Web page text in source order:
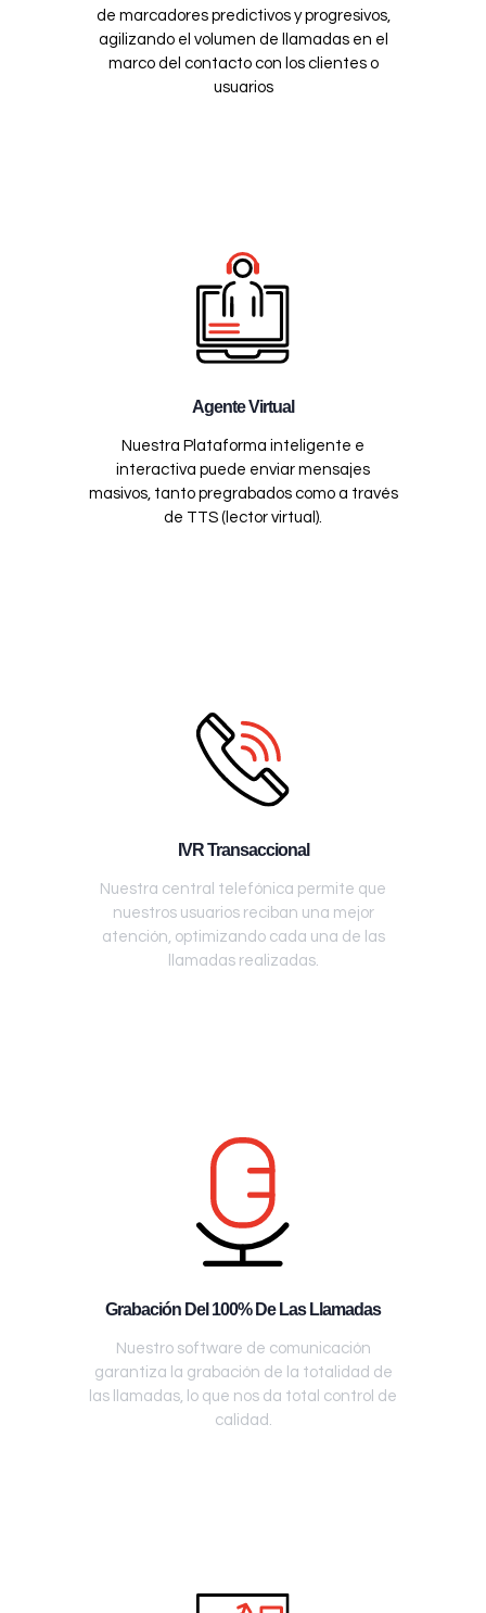
de marcadores predictivos y progresivos,
agilizando el volumen de llamadas en el
marco del contacto con los clientes o
usuarios
Agente Virtual
Nuestra Plataforma inteligente e
interactiva puede enviar mensajes
masivos, tanto pregrabados como a través
de TTS (lector virtual).
IVR Transaccional
Nuestra central telefónica permite que
nuestros usuarios reciban una mejor
atención, optimizando cada una de las
llamadas realizadas.
Grabación Del 100% De Las Llamadas
Nuestro software de comunicación
garantiza la grabación de la totalidad de
las llamadas, lo que nos da total control de
calidad.